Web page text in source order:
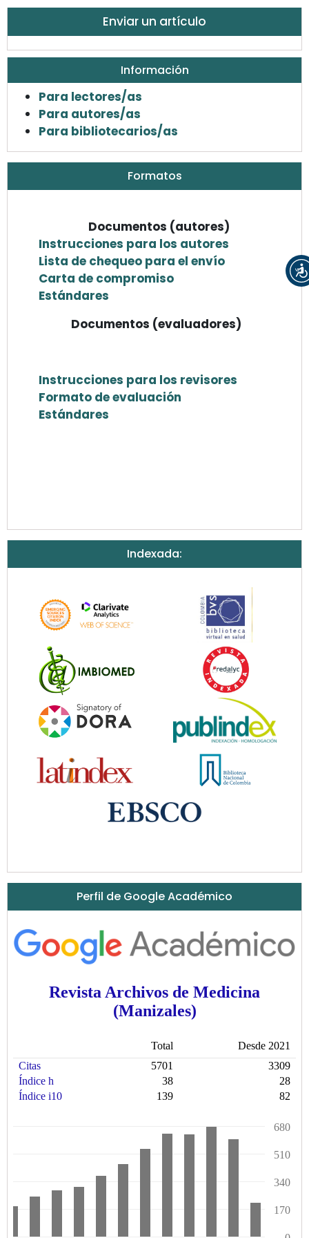
Enviar un artículo
Información
Para lectores/as
Para autores/as
Para bibliotecarios/as
Formatos
Documentos (autores)
Instrucciones para los autores
Lista de chequeo para el envío
Carta de compromiso
Estándares
Documentos (evaluadores)
Instrucciones para los revisores
Formato de evaluación
Estándares
Indexada:
Perfil de Google Académico